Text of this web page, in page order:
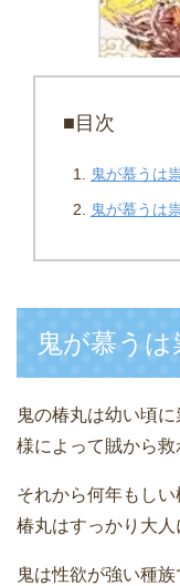
■目次
鬼が慕うは
鬼が慕うは
鬼が慕う
鬼の椿丸は幼い頃
様によって賊から救
それから何年もし
椿丸はすっかり大人
鬼は性欲が強い種